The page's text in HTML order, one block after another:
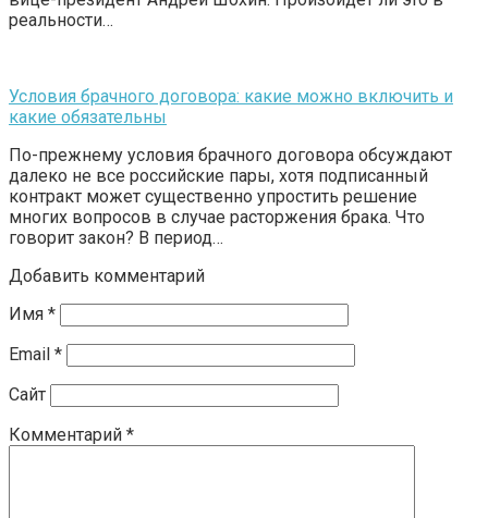
реальности…
Условия брачного договора: какие можно включить и
какие обязательны
По-прежнему условия брачного договора обсуждают
далеко не все российские пары, хотя подписанный
контракт может существенно упростить решение
многих вопросов в случае расторжения брака. Что
говорит закон? В период…
Добавить комментарий
Имя *
Email *
Сайт
Комментарий *